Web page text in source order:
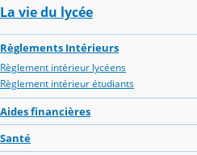
La vie du lycée
Règlements Intérieurs
Règlement intérieur lycéens
Règlement intérieur étudiants
Aides financières
Santé